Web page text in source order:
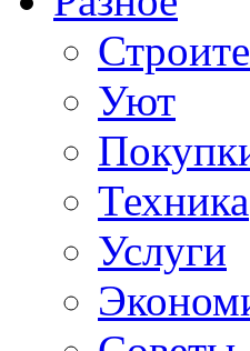
Уют
Техника
Услуги